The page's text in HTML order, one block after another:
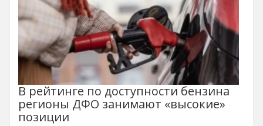
В рейтинге по доступности бензина
регионы ДФО занимают «высокие»
позиции